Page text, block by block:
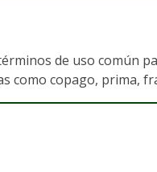
de uso común
como copago, prima,